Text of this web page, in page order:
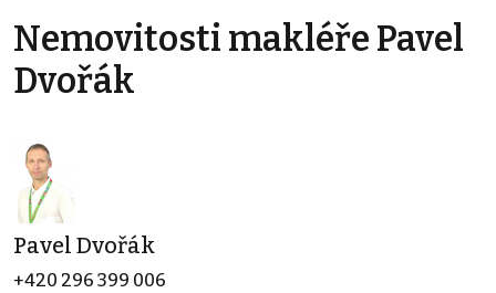
Nemovitosti makléře Pavel
Dvořák
Pavel Dvořák
+420 296 399 006